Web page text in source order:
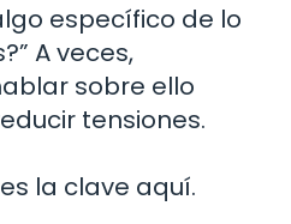
específico de lo
A veces,
sobre ello
tensiones.
la clave aquí.